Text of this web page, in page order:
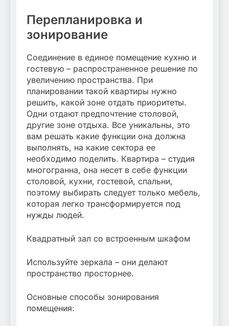
Перепланировка и
зонирование
Соединение в единое помещение кухню и
гостевую – распространенное решение по
увеличению пространства. При
планировании такой квартиры нужно
решить, какой зоне отдать приоритеты.
Одни отдают предпочтение столовой,
другие зоне отдыха. Все уникальны, это
вам решать какие функции она должна
выполнять, на какие сектора ее
необходимо поделить. Квартира – студия
многогранна, она несет в себе функции
столовой, кухни, гостевой, спальни,
поэтому выбирать следует только мебель,
которая легко трансформируется под
нужды людей.
Квадратный зал со встроенным шкафом
Используйте зеркала – они делают
пространство просторнее.
Основные способы зонирования
помещения: